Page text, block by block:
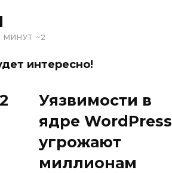
МИНУТ ~2
интересно!
Уязвимости в
ядре WordPress
угрожают
миллионам